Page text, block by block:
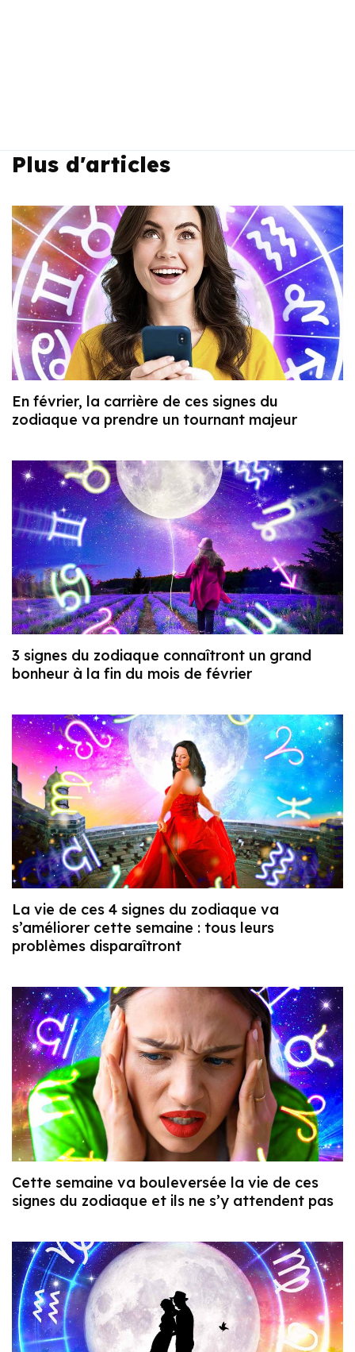
Plus d'articles
En février, la carrière de ces signes du
zodiaque va prendre un tournant majeur
3 signes du zodiaque connaîtront un grand
bonheur à la fin du mois de février
La vie de ces 4 signes du zodiaque va
s’améliorer cette semaine : tous leurs
problèmes disparaîtront
Cette semaine va bouleversée la vie de ces
signes du zodiaque et ils ne s’y attendent pas